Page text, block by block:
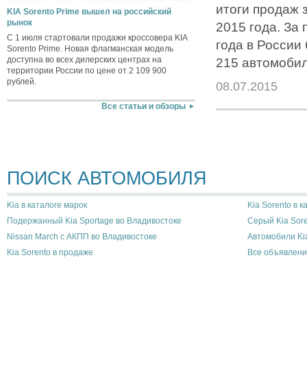
KIA Sorento Prime вышел на российский
рынок
С 1 июля стартовали продажи кроссовера KIA
Sorento Prime. Новая флагманская модель
доступна во всех дилерских центрах на
территории России по цене от 2 109 900
рублей.
Все статьи и обзоры
итоги продаж
2015 года. За
года в
215
08.07.2015
ПОИСК АВТОМОБИЛЯ
Kia в каталоге марок
Kia Sorento в
Подержанный Kia Sportage во Владивостоке
Серый Kia
Nissan March с АКПП во Владивостоке
Автомобили
Kia Sorento в продаже
Все